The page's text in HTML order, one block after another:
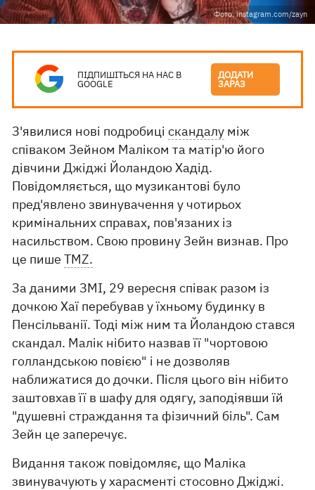
Фото: instagram.com/zayn
ПІДПИШІТЬСЯ НА НАС В
GOOGLE
ДОДАТИ
ЗАРАЗ
З'явилися нові подробиціскандалу між
співаком Зейном Маліком та матір'ю його
дівчини Джіджі Йоландою Хадід.
Повідомляється, що музикантові було
пред'явлено звинувачення у чотирьох
кримінальних справах, пов'язаних із
насильством. Свою провину Зейн визнав. Про
це пишеTMZ.
За даними ЗМІ, 29 вересня співак разом із
дочкою Хаї перебував у їхньому будинку в
Пенсільванії. Тоді між ним та Йоландою стався
скандал. Малік нібито назвав її "чортовою
голландською повією" і не дозволяв
наближатися до дочки. Після цього він нібито
заштовхав її в шафу для одягу, заподіявши їй
"душевні страждання та фізичний біль". Сам
Зейн це заперечує.
Видання також повідомляє, що Маліка
звинувачують у харасменті стосовно Джіджі.